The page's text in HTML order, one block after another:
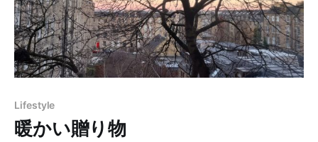
お花を見ると、元気が出たり、和んだり、悩んでいた気
持ちも一瞬和らいだり。 それはお花の中にある生命力が
そうさせるのでしょうか？ 生け花のワークショップに参
加した人達は人種も様々で、初めて生け花を体験する人
ばかりでしたが、それでも花を通じて笑顔溢れるワーク
安定な世の中ですが、家の中にお花を飾る人が増えれ
ば、世界が平和に少し近づく様な気がしました。
Lifestyle
暖かい贈り物